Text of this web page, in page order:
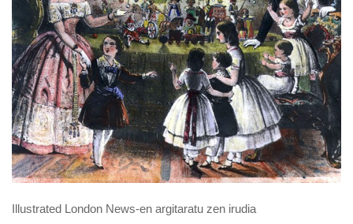
Illustrated London News-en argitaratu zen irudia